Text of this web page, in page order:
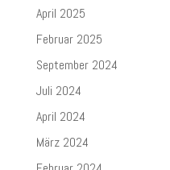
April 2025
Februar 2025
September 2024
Juli 2024
April 2024
März 2024